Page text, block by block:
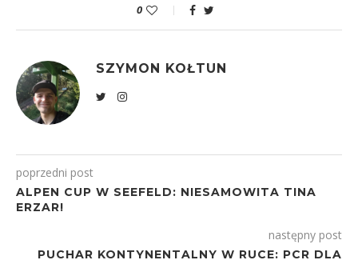
0
SZYMON KOŁTUN
poprzedni post
ALPEN CUP W SEEFELD: NIESAMOWITA TINA
ERZAR!
następny post
PUCHAR KONTYNENTALNY W RUCE: PCR DLA